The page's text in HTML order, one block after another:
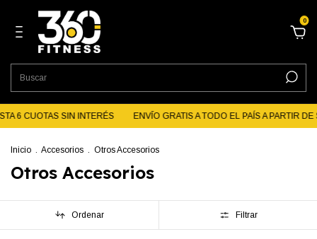
0
6 CUOTAS SIN INTERÉS ENVĪO GRATIS A TODO EL PAÍS A PARTIR DE
Inicio . Accesorios . Otros Accesorios
Otros Accesorios
Ordenar Filtrar